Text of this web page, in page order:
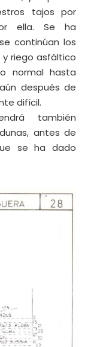
tajos por
ella. Se ha
continúan los
riego asfáltico
normal hasta
después de
difícil.
también
antes de
se ha dado